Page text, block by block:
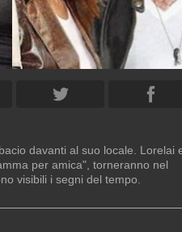
davanti al suo locale. Lorelai
per amica", torneranno nel
visibili i segni del tempo.